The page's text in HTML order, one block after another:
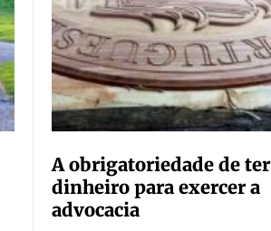
A obrigatoriedade de ter
dinheiro para exercer a
advocacia